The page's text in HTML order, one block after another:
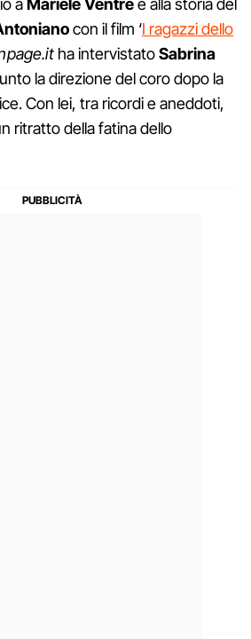
aMariele Ventree alla storia del
con il film ‘I ragazzi dello
ha intervistatoSabrina
la direzione del coro dopo la
Con lei, tra ricordi e aneddoti,
ritratto della fatina dello